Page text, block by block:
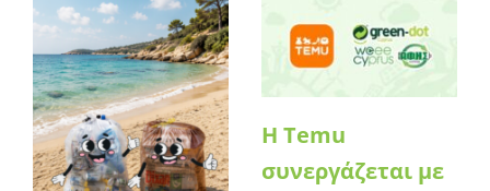
Η Temu
συνεργάζεται με